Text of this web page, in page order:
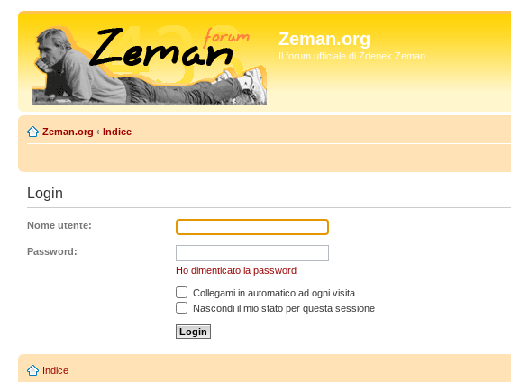
Zeman.org
Il forum ufficiale di Zdenek Zeman
Zeman.org ‹ Indice
Login
Nome utente:
Password:
Ho dimenticato la password
Collegami in automatico ad ogni visita
Nascondi il mio stato per questa sessione
Indice